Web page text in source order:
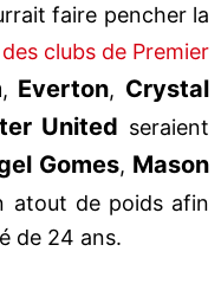
faire pencher la
des clubs de Premier
, Everton, Crystal
United seraient
Gomes, Mason
atout de poids afin
de 24 ans.